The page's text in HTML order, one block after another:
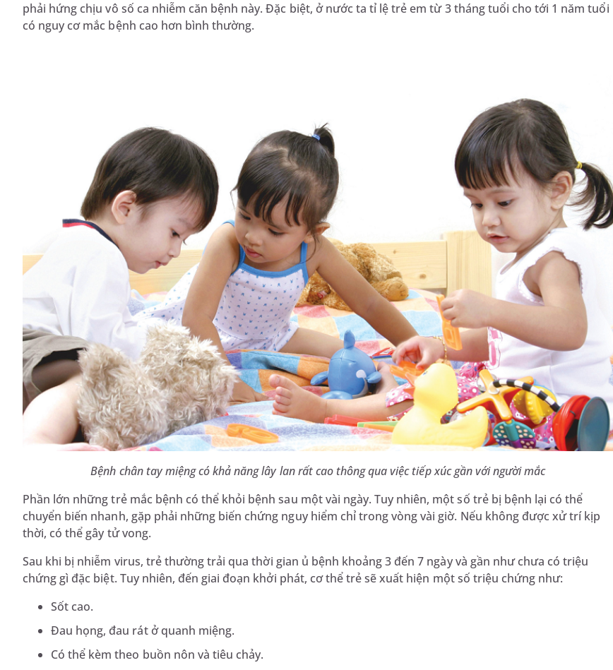
phải hứng chịu vô số ca nhiễm căn bệnh này. Đặc biệt, ở nước ta tỉ lệ trẻ em từ 3 tháng tuổi cho tới 1 năm tuổi
có nguy cơ mắc bệnh cao hơn bình thường.
Bệnh chân tay miệng có khả năng lây lan rất cao thông qua việc tiếp xúc gần với người mắc
Phần lớn những trẻ mắc bệnh có thể khỏi bệnh sau một vài ngày. Tuy nhiên, một số trẻ bị bệnh lại có thể
chuyển biến nhanh, gặp phải những biến chứng nguy hiểm chỉ trong vòng vài giờ. Nếu không được xử trí kịp
thời, có thể gây tử vong.
Sau khi bị nhiễm virus, trẻ thường trải qua thời gian ủ bệnh khoảng 3 đến 7 ngày và gần như chưa có triệu
chứng gì đặc biệt. Tuy nhiên, đến giai đoạn khởi phát, cơ thể trẻ sẽ xuất hiện một số triệu chứng như:
Sốt cao.
Đau họng, đau rát ở quanh miệng.
Có thể kèm theo buồn nôn và tiêu chảy.